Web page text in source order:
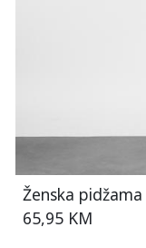
Ženska
65,95 KM